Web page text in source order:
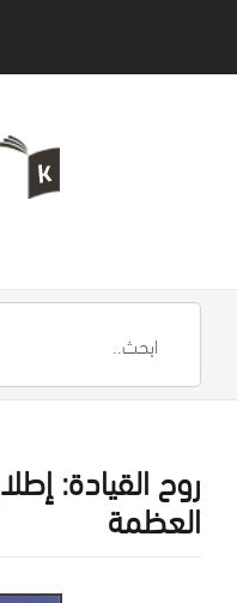
روح القيادة:
العظمة